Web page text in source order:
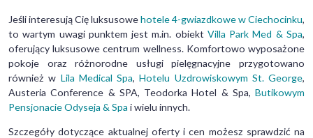
Jeśli interesują Cię luksusowehotele 4-gwiazdkowe w Ciechocinku,
to wartym uwagi punktem jest m.in. obiekt Villa Park Med & Spa,
oferujący luksusowe centrum wellness. Komfortowo wyposażone
pokoje oraz różnorodne usługi pielęgnacyjne przygotowano
również w Lila Medical Spa,Hotelu Uzdrowiskowym St. George,
Austeria Conference & SPA, Teodorka Hotel & Spa, Butikowym
Pensjonacie Odyseja & Spa i wielu innych.
Szczegóły dotyczące aktualnej oferty i cen możesz sprawdzić na